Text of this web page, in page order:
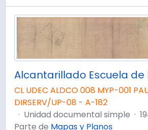
CL UDEC ALDCO 008 MYP-001
DIRSERV/UP-08 - A-182
· Unidad documental simple ·
Parte de Mapas y Planos